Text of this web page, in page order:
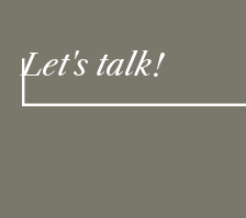
Let's talk!